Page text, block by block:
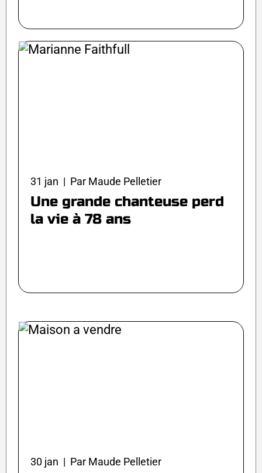
31 jan | Par Maude Pelletier
Une grande chanteuse perd
la vie à 78 ans
30 jan | Par Maude Pelletier